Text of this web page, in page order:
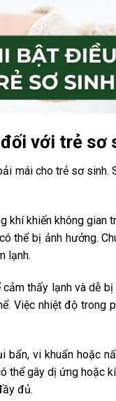
với trẻ sơ
mái cho trẻ sơ sinh.
khiến không gian
thể bị ảnh hưởng.
lạnh.
thấy lạnh và dễ
Việc nhiệt độ trong
vi khuẩn hoặc
thể gây dị ứng hoặc
đủ.